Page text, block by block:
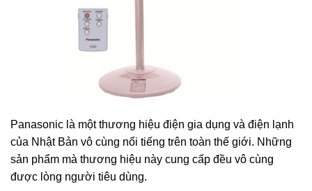
Panasonic là một thương hiệu điện gia dụng và điện lạnh
của Nhật Bản vô cùng nổi tiếng trên toàn thế giới. Những
sản phẩm mà thương hiệu này cung cấp đều vô cùng
được lòng người tiêu dùng.